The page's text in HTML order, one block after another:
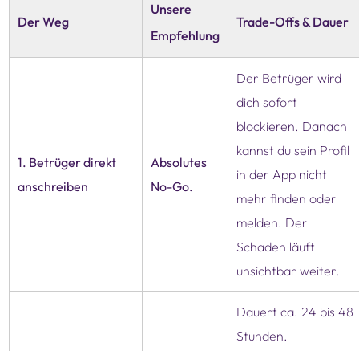
Der Weg
Unsere
Empfehlung
Trade-Offs & Dauer
1. Betrüger direkt
anschreiben
Absolutes
No-Go.
Der Betrüger wird
dich sofort
blockieren. Danach
kannst du sein Profil
in der App nicht
mehr finden oder
melden. Der
Schaden läuft
unsichtbar weiter.
Dauert ca. 24 bis 48
Stunden.